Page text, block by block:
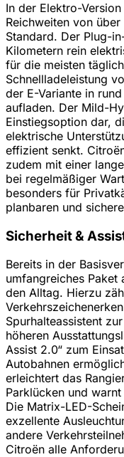
In der Elektro-
Reichweiten von
Standard. Der Plug-
Kilometern rein
für die meisten
Schnellladeleistung
der E-Variante in
aufladen. Der Mild-
Einstiegsoption dar,
elektrische
effizient senkt.
zudem mit einer
bei regelmäßiger
besonders für
planbaren und
Sicherheit &
Bereits in der
umfangreiches Paket
den Alltag. Hierzu
Spurhalteassistent
höheren
Assist 2.0“ zum
Autobahnen
erleichtert das
Parklücken und
Die Matrix-LED-
exzellente
andere
Citroën alle